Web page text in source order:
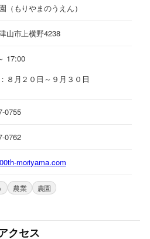
（もりやまのうえん）
山市上横野4238
17:00
８月２０日～９月３０日
0755
0762
moriyama.com
農業 農園
クセス